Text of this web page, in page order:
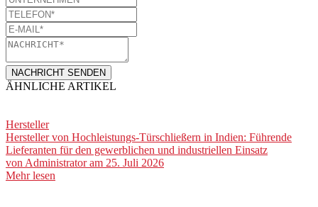
NACHRICHT SENDEN
ÄHNLICHE ARTIKEL
Hersteller
Hersteller von Hochleistungs-Türschließern in Indien: Führende
Lieferanten für den gewerblichen und industriellen Einsatz
von Administratoram 25. Juli 2026
Mehr lesen